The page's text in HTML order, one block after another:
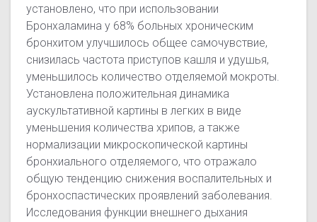
установлено, что при использовании
Бронхаламина у 68% больных хроническим
бронхитом улучшилось общее самочувствие,
снизилась частота приступов кашля и удушья,
уменьшилось количество отделяемой мокроты.
Установлена положительная динамика
аускультативной картины в легких в виде
уменьшения количества хрипов, а также
нормализации микроскопической картины
бронхиального отделяемого, что отражало
общую тенденцию снижения воспалительных и
бронхоспастических проявлений заболевания.
Исследования функции внешнего дыхания